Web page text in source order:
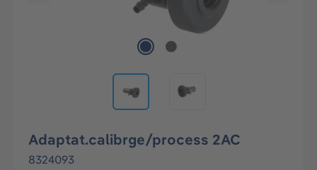
Adaptat.calibrge/process 2AC
8324093